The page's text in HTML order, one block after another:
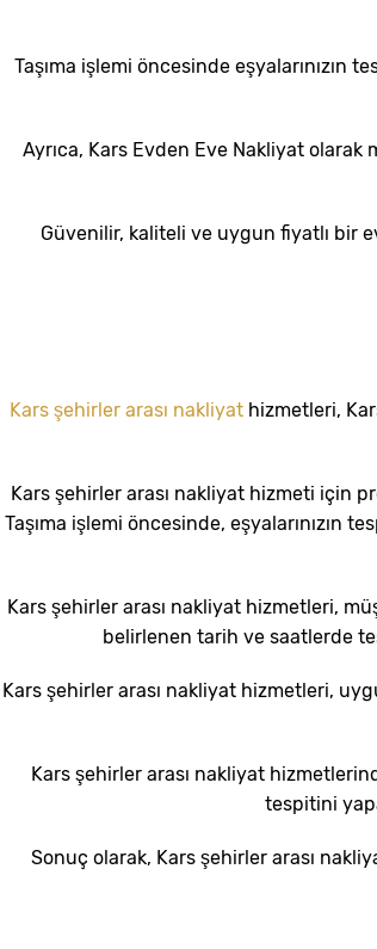
Taşıma işlemi öncesinde eşyalarınızın
Ayrıca, Kars Evden Eve Nakliyat olarak
Güvenilir, kaliteli ve uygun fiyatlı bir
Kars şehirler arası nakliyat hizmetleri,
Kars şehirler arası nakliyat hizmeti için
Taşıma işlemi öncesinde, eşyalarınızın
Kars şehirler arası nakliyat hizmetleri,
belirlenen tarih ve saatlerde
Kars şehirler arası nakliyat hizmetleri,
Kars şehirler arası nakliyat
tespitini
Sonuç olarak, Kars şehirler arası